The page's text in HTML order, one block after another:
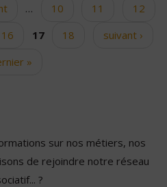
… 10 11
12
16 17 18
suivant ›
»
sur nos métiers, nos
de rejoindre notre réseau
?